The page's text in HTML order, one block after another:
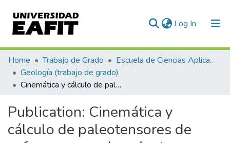
Log In (current)
Communities & Collections
All of DSpace
Home Trabajo de Grado
Escuela de Ciencias Aplicadas e Ingeniería
Geología (trabajo de grado)
Cinemática y cálculo de paleotensores de esfuerzo para el conjunto principal de fallas en el proyecto Túnel de Amagá
Publication: Cinemática y
cálculo de paleotensores de